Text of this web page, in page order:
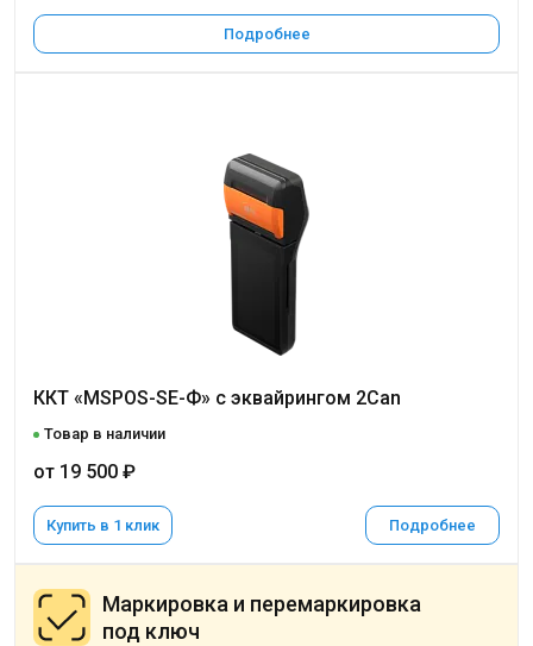
Подробнее
ККТ «MSPOS-SE-Ф» с эквайрингом 2Can
Товар в наличии
от 19 500 ₽
Купить в 1 клик Подробнее
Маркировка и перемаркировка
под ключ